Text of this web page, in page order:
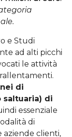
e Studi
ad alti picchi
le attività
di
saltuaria) di
essenziale
di
aziende clienti,